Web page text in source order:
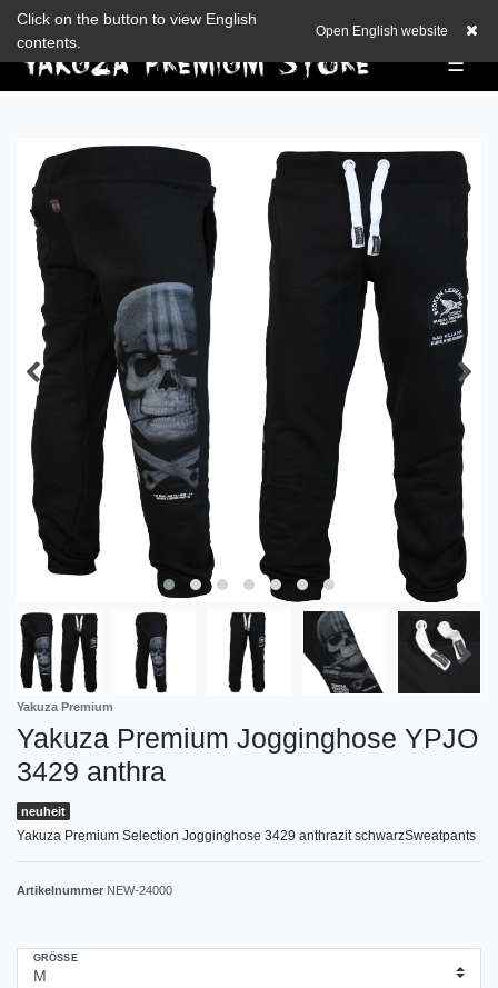
Zum Blog
☰
Click on the button to view English
contents.
Open English website
Yakuza Premium
Yakuza Premium Jogginghose YPJO
3429 anthra
neuheit
Yakuza Premium Selection Jogginghose 3429 anthrazit schwarzSweatpants
Artikelnummer NEW-24000
GRÖSSE